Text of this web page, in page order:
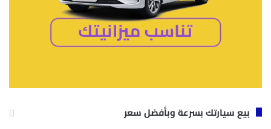
بيع سيارتك بسرعة وبأفضل سعر